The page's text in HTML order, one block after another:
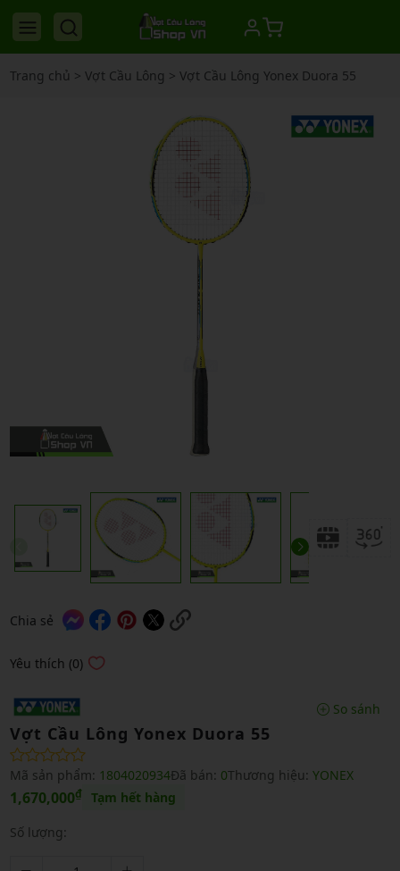
Trang chủ > Vợt Cầu Lông > Vợt Cầu Lông Yonex Duora 55
Chia sẻ
Yêu thích (0)
So sánh
Vợt Cầu Lông Yonex Duora 55
Mã sản phẩm: 1804020934Đã bán: 0Thương hiệu: YONEX
1,670,000₫ Tạm hết hàng
Số lượng: